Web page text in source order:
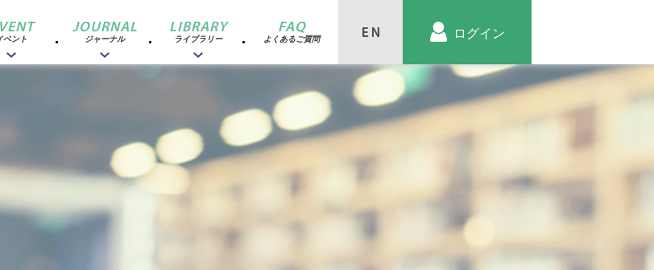
ログイン
ベント
JOURNAL
ジャーナル
LIBRARY
ライブラリー
FAQ
よくあるご質問